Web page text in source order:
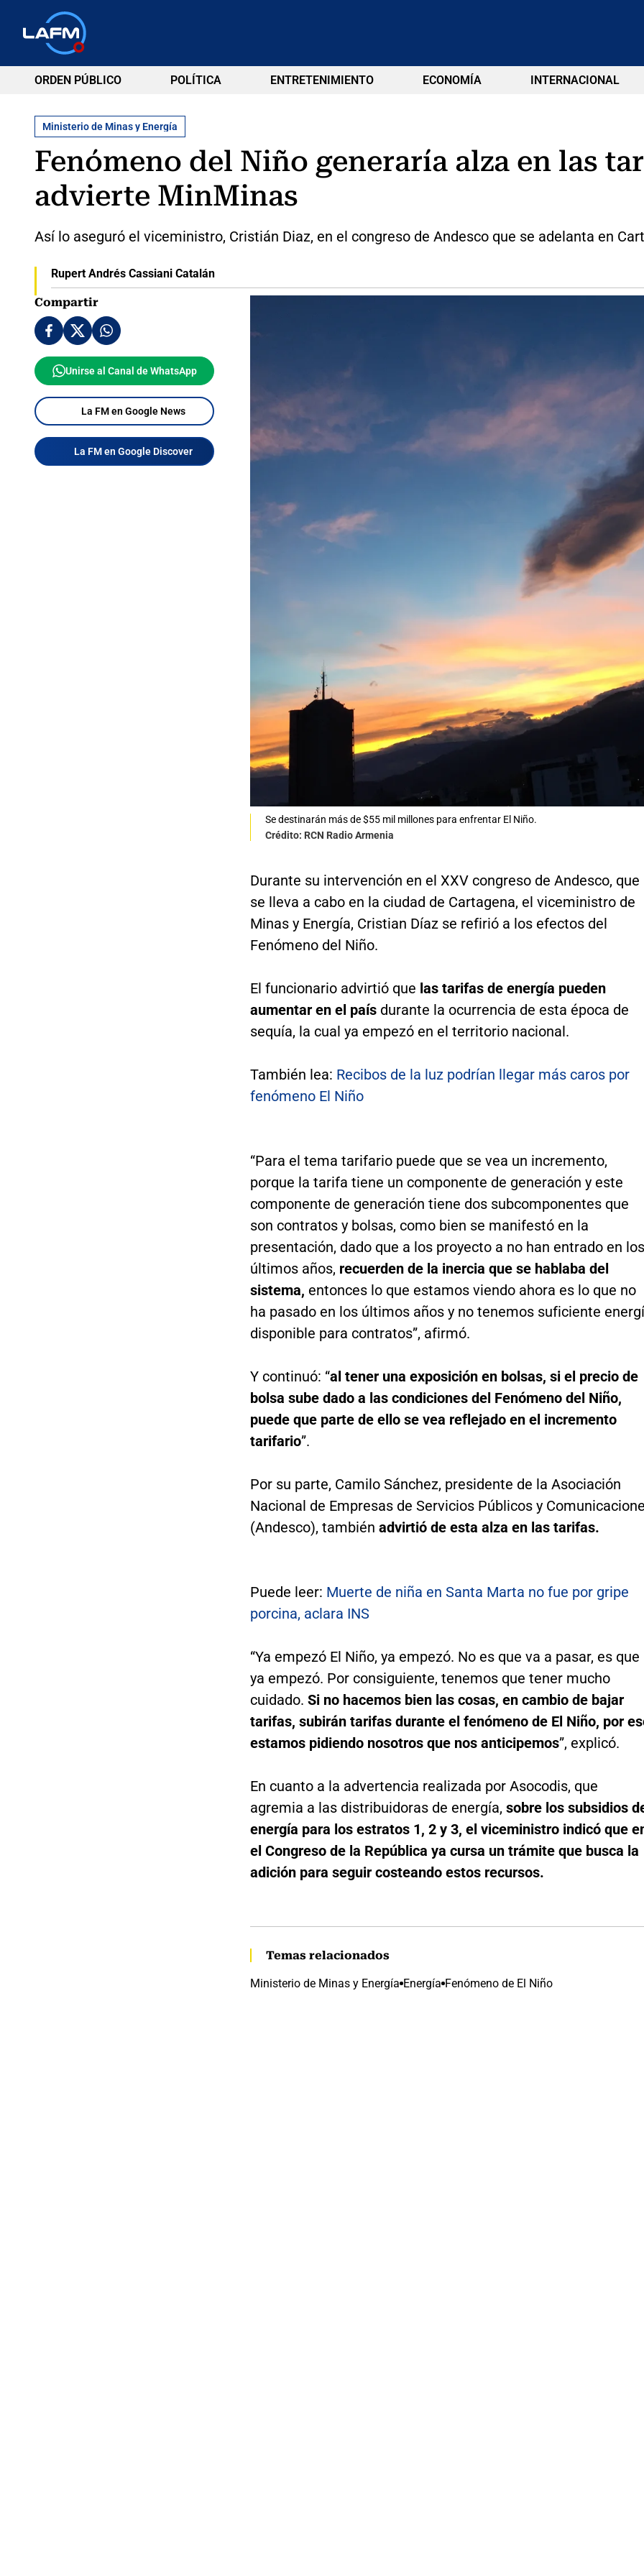
ORDEN PÚBLICO POLÍTICA ENTRETENIMIENTO ECONOMÍA INTERNACIONAL
Ministerio de Minas y Energía
Fenómeno del Niño generaría alza en las
advierte MinMinas
Así lo aseguró el viceministro, Cristián Diaz, en el congreso de Andesco que se adelanta en
Rupert Andrés Cassiani Catalán
Compartir
Unirse al Canal de WhatsApp
La FM en Google News
La FM en Google Discover
Se destinarán más de $55 mil millones para enfrentar El Niño.
Crédito: RCN Radio Armenia
Durante su intervención en el XXV congreso de Andesco, que
se lleva a cabo en la ciudad de Cartagena, el viceministro de
Minas y Energía, Cristian Díaz se refirió a los efectos del
Fenómeno del Niño.
El funcionario advirtió que las tarifas de energía pueden
aumentar en el paísdurante la ocurrencia de esta época de
sequía, la cual ya empezó en el territorio nacional.
También lea: Recibos de la luz podrían llegar más caros por
fenómeno El Niño
“Para el tema tarifario puede que se vea un incremento,
porque la tarifa tiene un componente de generación y este
componente de generación tiene dos subcomponentes que
son contratos y bolsas, como bien se manifestó en la
presentación, dado que a los proyecto a no han entrado en los
últimos años, recuerden de la inercia que se hablaba del
sistema, entonces lo que estamos viendo ahora es lo que no
ha pasado en los últimos años y no tenemos suficiente
disponible para contratos”, afirmó.
Y continuó: “al tener una exposición en bolsas, si el precio de
bolsa sube dado a las condiciones del Fenómeno del Niño,
puede que parte de ello se vea reflejado en el incremento
tarifario”.
Por su parte, Camilo Sánchez, presidente de la Asociación
Nacional de Empresas de Servicios Públicos y
(Andesco), también advirtió de esta alza en las tarifas.
Puede leer: Muerte de niña en Santa Marta no fue por gripe
porcina, aclara INS
“Ya empezó El Niño, ya empezó. No es que va a pasar, es que
ya empezó. Por consiguiente, tenemos que tener mucho
cuidado. Si no hacemos bien las cosas, en cambio de bajar
tarifas, subirán tarifas durante el fenómeno de El Niño, por
estamos pidiendo nosotros que nos anticipemos”, explicó.
En cuanto a la advertencia realizada por Asocodis, que
agremia a las distribuidoras de energía, sobre los subsidios
energía para los estratos 1, 2 y 3, el viceministro indicó que
el Congreso de la República ya cursa un trámite que busca la
adición para seguir costeando estos recursos.
Temas relacionados
Ministerio de Minas y Energía Energía Fenómeno de El Niño